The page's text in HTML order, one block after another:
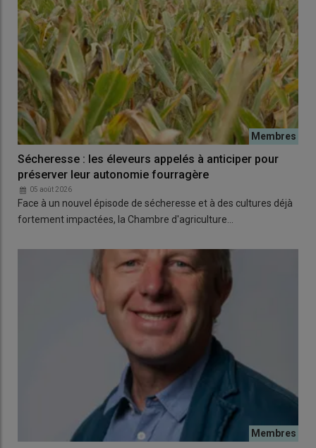
Sécheresse : les éleveurs appelés à anticiper pour
préserver leur autonomie fourragère
05 août 2026
Face à un nouvel épisode de sécheresse et à des cultures déjà
fortement impactées, la Chambre d'agriculture…